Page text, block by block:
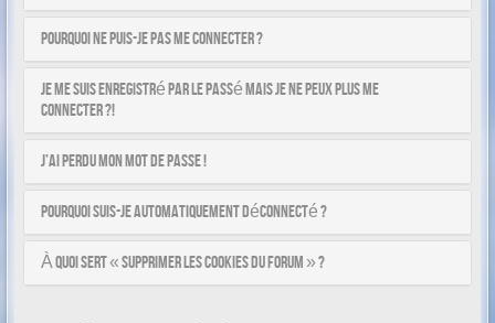
Pourquoi ne puis-je pas me connecter ?
Je me suis enregistré par le passé mais je ne peux plus me
connecter ?!
J’ai perdu mon mot de passe !
Pourquoi suis-je automatiquement déconnecté ?
À quoi sert « Supprimer les cookies du forum » ?